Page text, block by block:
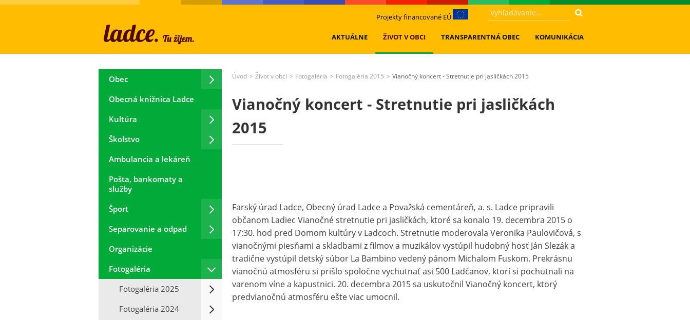
Projekty financované EÚ
AKTUÁLNE ŽIVOT V OBCI TRANSPARENTNÁ OBEC KOMUNIKÁCIA
Obec
Obecná knižnica Ladce
Kultúra
Školstvo
Ambulancia a lekáreň
Pošta, bankomaty a
služby
Šport
Separovanie a odpad
Organizácie
Fotogaléria
Fotogaléria 2025
Fotogaléria 2024
Úvod > Život v obci > Fotogaléria > Fotogaléria 2015 > Vianočný koncert - Stretnutie pri jasličkách 2015
Vianočný koncert - Stretnutie pri jasličkách
2015
Farský úrad Ladce, Obecný úrad Ladce a Považská cementáreň, a. s. Ladce pripravili
občanom Ladiec Vianočné stretnutie pri jasličkách, ktoré sa konalo 19. decembra 2015 o
17:30. hod pred Domom kultúry v Ladcoch. Stretnutie moderovala Veronika Paulovičová, s
vianočnými piesňami a skladbami z filmov a muzikálov vystúpil hudobný hosť Ján Slezák a
tradične vystúpil detský súbor La Bambino vedený pánom Michalom Fuskom. Prekrásnu
vianočnú atmosféru si prišlo spoločne vychutnať asi 500 Ladčanov, ktorí si pochutnali na
varenom víne a kapustnici. 20. decembra 2015 sa uskutočnil Vianočný koncert, ktorý
predvianočnú atmosféru ešte viac umocnil.